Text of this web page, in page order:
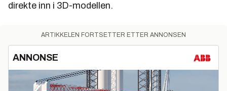
direkte inn i 3D-modellen.
ARTIKKELEN FORTSETTER ETTER ANNONSEN
ANNONSE